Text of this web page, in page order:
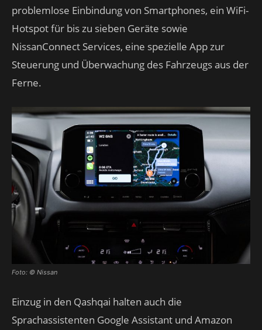
problemlose Einbindung von Smartphones, ein WiFi-
Hotspot für bis zu sieben Geräte sowie
NissanConnect Services, eine spezielle App zur
Steuerung und Überwachung des Fahrzeugs aus der
Ferne.
Foto: © Nissan
Einzug in den Qashqai halten auch die
Sprachassistenten Google Assistant und Amazon